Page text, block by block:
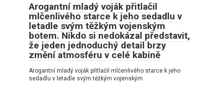
Arogantní mladý voják přitlačil
mlčenlivého starce k jeho sedadlu v
letadle svým těžkým vojenským
botem. Nikdo si nedokázal představit,
že jeden jednoduchý detail brzy
změní atmosféru v celé kabině
Arogantní mladý voják přitlačil mlčenlivého starce k jeho
sedadlu v letadle svým těžkým vojenským